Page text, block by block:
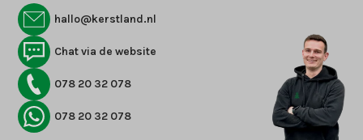
hallo@kerstland.nl
Chat via de website
078 20 32 078
078 20 32 078